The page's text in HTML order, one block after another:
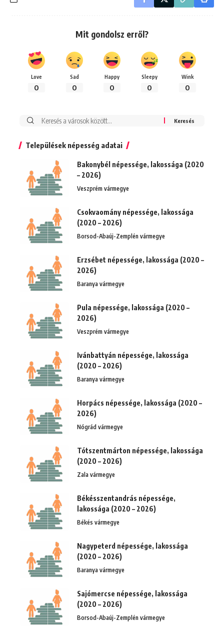
Mit gondolsz erről?
Love
0
Sad
0
Happy
0
Sleepy
0
Wink
0
Keresés:
Települések népesség adatai
Bakonybél népessége, lakossága (2020
– 2026)
Veszprém vármegye
Csokvaomány népessége, lakossága
(2020 – 2026)
Borsod-Abaúj-Zemplén vármegye
Erzsébet népessége, lakossága (2020 –
2026)
Baranya vármegye
Pula népessége, lakossága (2020 –
2026)
Veszprém vármegye
Ivánbattyán népessége, lakossága
(2020 – 2026)
Baranya vármegye
Horpács népessége, lakossága (2020 –
2026)
Nógrád vármegye
Tótszentmárton népessége, lakossága
(2020 – 2026)
Zala vármegye
Békésszentandrás népessége,
lakossága (2020 – 2026)
Békés vármegye
Nagypeterd népessége, lakossága
(2020 – 2026)
Baranya vármegye
Sajómercse népessége, lakossága
(2020 – 2026)
Borsod-Abaúj-Zemplén vármegye